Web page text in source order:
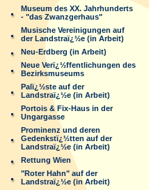
Museum des XX. Jahrhunderts
- "das Zwanzgerhaus"
Musische Vereinigungen auf
der Landstraï¿½e (in Arbeit)
Neu-Erdberg (in Arbeit)
Neue Verï¿½ffentlichungen des
Bezirksmuseums
Palï¿½ste auf der
Landstraï¿½e (in Arbeit)
Portois & Fix-Haus in der
Ungargasse
Prominenz und deren
Gedenkstï¿½tten auf der
Landstraï¿½e (in Arbeit)
Rettung Wien
"Roter Hahn" auf der
Landstraï¿½e (in Arbeit)